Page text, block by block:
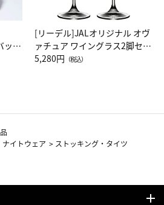
ッグ
ス
[リーデル]JALオリジナル オヴ
ァチュア ワイングラス2脚セッ
ト（レッドワイン）
5,280円 （税込）
イトウェア > ストッキング・タイツ